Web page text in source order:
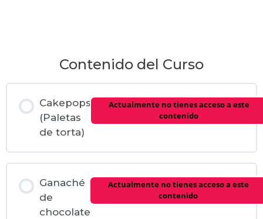
Contenido del Curso
Cakepops
(Paletas
de torta)
Actualmente no tienes acceso a este
contenido
Ganaché
de
chocolate
Actualmente no tienes acceso a este
contenido